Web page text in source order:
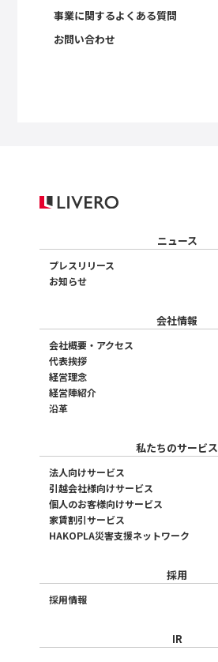
事業に関するよくある質問
お問い合わせ
ニュース
プレスリリース
お知らせ
会社情報
会社概要・アクセス
代表挨拶
経営理念
経営陣紹介
沿革
私たちのサービス
法人向けサービス
引越会社様向けサービス
個人のお客様向けサービス
家賃割引サービス
HAKOPLA災害支援ネットワーク
採用
採用情報
IR